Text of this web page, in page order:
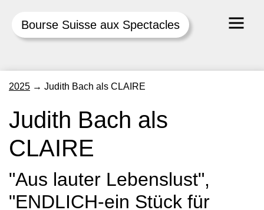
Bourse Suisse aux Spectacles
2025 → Judith Bach als CLAIRE
Judith Bach als
CLAIRE
"Aus lauter Lebenslust",
"ENDLICH-ein Stück für